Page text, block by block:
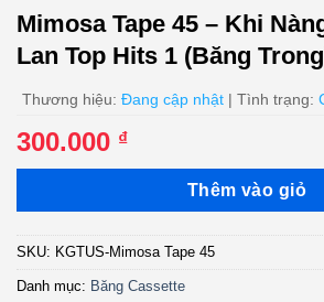
Mimosa Tape 45 – Khi
Lan Top Hits 1 (Băng
Thương hiệu: Đang cập nhật | Tình trạng:
300.000 ₫
Thêm vào giỏ
SKU: KGTUS-Mimosa Tape 45
Danh mục: Băng Cassette